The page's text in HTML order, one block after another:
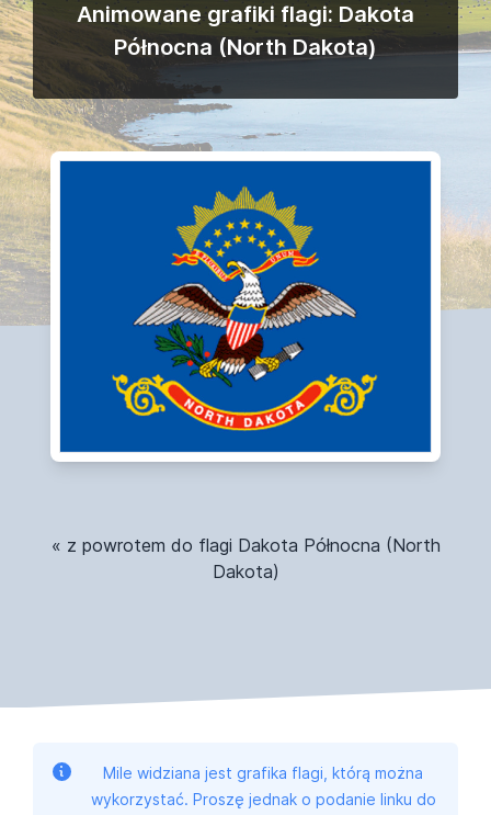
Animowane grafiki flagi: Dakota
Północna (North Dakota)
« z powrotem do flagi Dakota Północna (North
Dakota)
Mile widziana jest grafika flagi, którą można
wykorzystać. Proszę jednak o podanie linku do